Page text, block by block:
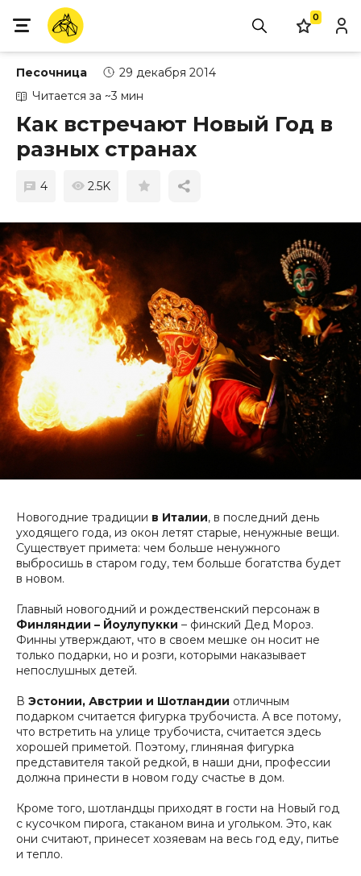
0
Песочница
29 декабря 2014
Читается за ~3 мин
Как встречают Новый Год в
разных странах
4 2.5K
Новогодние традиции в Италии, в последний день
уходящего года, из окон летят старые, ненужные вещи.
Существует примета: чем больше ненужного
выбросишь в старом году, тем больше богатства будет
в новом.
Главный новогодний и рождественский персонаж в
Финляндии – Йоулупукки – финский Дед Мороз.
Финны утверждают, что в своем мешке он носит не
только подарки, но и розги, которыми наказывает
непослушных детей.
В Эстонии, Австрии и Шотландии отличным
подарком считается фигурка трубочиста. А все потому,
что встретить на улице трубочиста, считается здесь
хорошей приметой. Поэтому, глиняная фигурка
представителя такой редкой, в наши дни, профессии
должна принести в новом году счастье в дом.
Кроме того, шотландцы приходят в гости на Новый год
с кусочком пирога, стаканом вина и угольком. Это, как
они считают, принесет хозяевам на весь год еду, питье
и тепло.